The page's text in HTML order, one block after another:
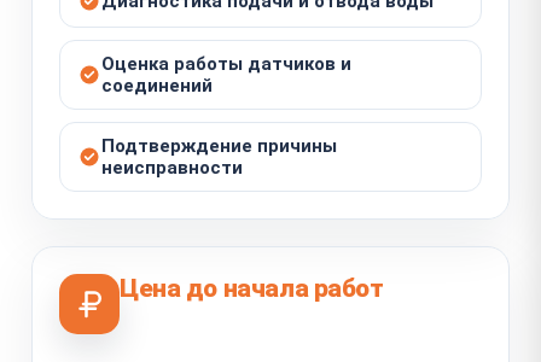
Оценка работы датчиков и
соединений
Подтверждение причины
неисправности
Цена до начала работ